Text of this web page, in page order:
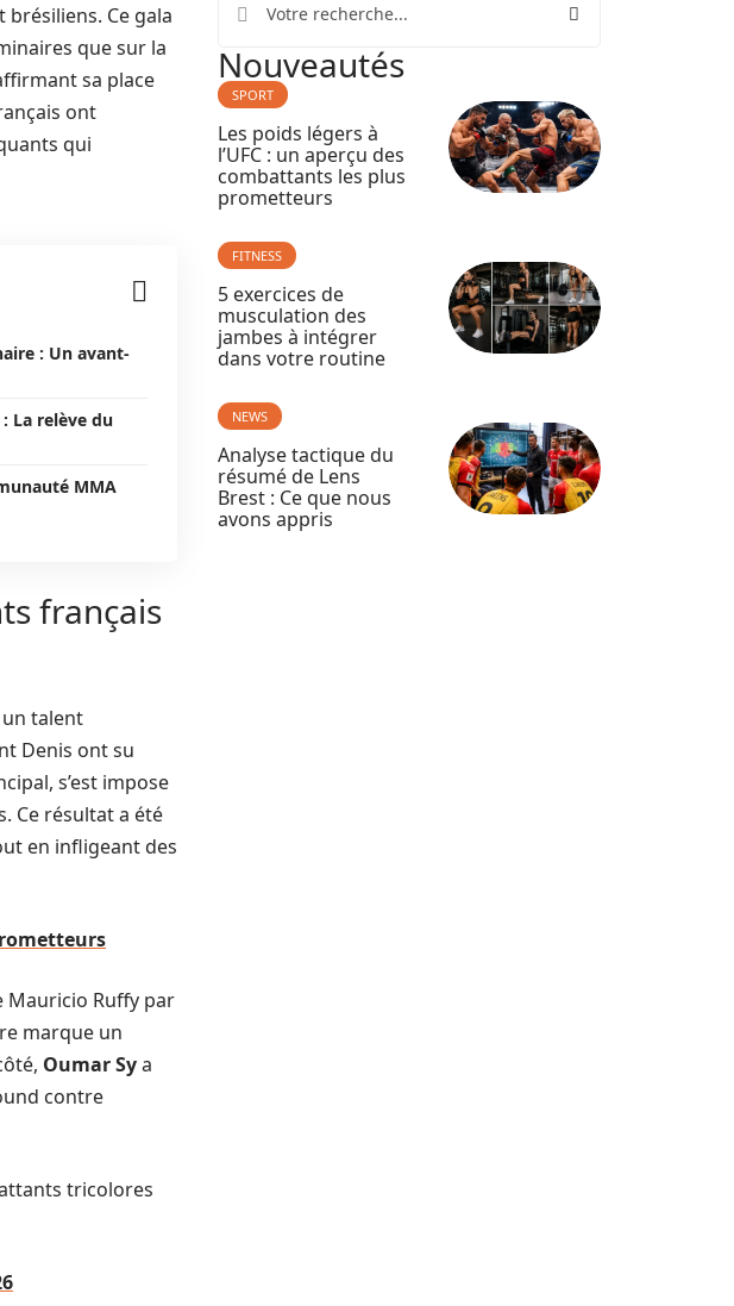
Ce gala
que sur la
sa place
ont
qui
: Un avant-
La relève du
MMA
français
talent
Denis ont su
s’est impose
Ce résultat a été
en infligeant des
Mauricio Ruffy par
marque un
Oumar Sya
contre
tricolores
Nouveautés
SPORT
Les poids légers à
l’UFC : un aperçu des
combattants les plus
prometteurs
FITNESS
5 exercices de
musculation des
jambes à intégrer
dans votre routine
NEWS
Analyse tactique du
résumé de Lens
Brest : Ce que nous
avons appris